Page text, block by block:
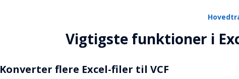
Vigtigste funktioner i
Konverter flere Excel-filer til VCF